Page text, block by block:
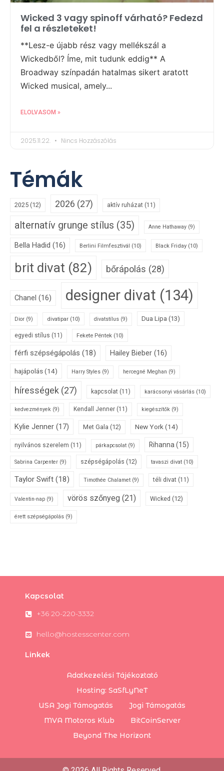
Wicked 3 vagy spinoff várható? Fedezd
fel a részleteket!
**Lesz-e újabb rész vagy mellékszál a
Wickedből? Íme, mit tudunk eddig** A
Broadway színpadán hatalmas sikert aratott
Wicked musical, amely...
ELOLVASOM »
2025.11.22. Nincs Hozzászólás
Témák
2025 (12) 2026 (27) aktív ruházat (11)
alternatív grunge stílus (35) Anne Hathaway (9)
Bella Hadid (16) Berlini Filmfesztivál (10) Black Friday (10)
brit divat (82) bőrápolás (28)
Chanel (16) designer divat (134)
Dior (9) divatipar (10) divatstílus (9) Dua Lipa (13)
egyedi stílus (11) Fekete Péntek (10)
férfi szépségápolás (18) Hailey Bieber (16)
hajápolás(14) Harry Styles (9) hercegné Meghan (9)
hírességek (27) kapcsolat (11) karácsonyi vásárlás (10)
kedvezmények (9) Kendall Jenner (11) kiegészítők (9)
Kylie Jenner (17) Met Gala (12) New York (14)
nyilvános szerelem (11) párkapcsolat (9) Rihanna (15)
Sabrina Carpenter (9) szépségápolás (12) tavaszi divat (10)
Taylor Swift (18) Timothée Chalamet (9) téli divat (11)
Valentin-nap (9) vörös szőnyeg (21) Wicked (12)
érett szépségápolás (9)
Kapcsolat
+36 20-220-3332
hello@hostesscenter.com
Linkek
Adatkezelési Tájékoztató
Hosting: SaSfLyNeT
USA Jogi Támogatás
Jogi Támogatás
MVA Motoros Klub
BitCoinServer
Beyond The Horizont